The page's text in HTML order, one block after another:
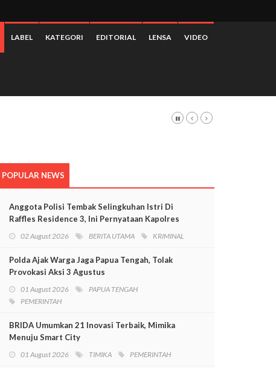
LABEL KATEGORI EDITORIAL LENSA VIDEO
POPULAR NEWS
Anggota Polisi Tembak Selingkuhan Istri Di
Raffles Residence 3, Ini Pernyataan Kapolres
02 August 2026 BERITA UTAMA KRIMINAL
Polda Ajak Warga Jaga Papua Tengah, Tolak
Provokasi Aksi 3 Agustus
01 August 2026
PAPUA TENGAH
PEMERINTAH
BRIDA Umumkan 21 Inovasi Terbaik, Mimika
Menuju Smart City
01 August 2026 TIMIKA PEMERINTAH